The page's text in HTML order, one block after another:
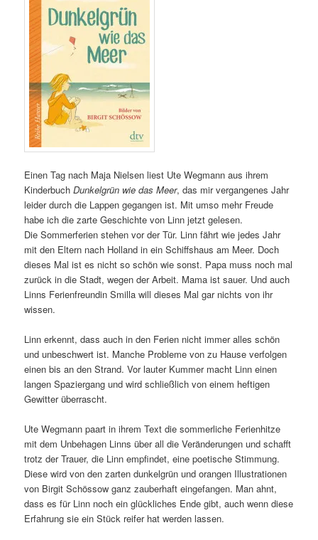
Einen Tag nach Maja Nielsen liest Ute Wegmann aus ihrem
KinderbuchDunkelgrün wie das Meer, das mir vergangenes Jahr
leider durch die Lappen gegangen ist. Mit umso mehr Freude
habe ich die zarte Geschichte von Linn jetzt gelesen.
Die Sommerferien stehen vor der Tür. Linn fährt wie jedes Jahr
mit den Eltern nach Holland in ein Schiffshaus am Meer. Doch
dieses Mal ist es nicht so schön wie sonst. Papa muss noch mal
zurück in die Stadt, wegen der Arbeit. Mama ist sauer. Und auch
Linns Ferienfreundin Smilla will dieses Mal gar nichts von ihr
wissen.
Linn erkennt, dass auch in den Ferien nicht immer alles schön
und unbeschwert ist. Manche Probleme von zu Hause verfolgen
einen bis an den Strand. Vor lauter Kummer macht Linn einen
langen Spaziergang und wird schließlich von einem heftigen
Gewitter überrascht.
Ute Wegmann paart in ihrem Text die sommerliche Ferienhitze
mit dem Unbehagen Linns über all die Veränderungen und schafft
trotz der Trauer, die Linn empfindet, eine poetische Stimmung.
Diese wird von den zarten dunkelgrün und orangen Illustrationen
von Birgit Schössow ganz zauberhaft eingefangen. Man ahnt,
dass es für Linn noch ein glückliches Ende gibt, auch wenn diese
Erfahrung sie ein Stück reifer hat werden lassen.